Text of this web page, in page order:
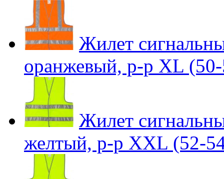
Жилет
оранжевый, р-р XL
Жилет
желтый, р-р XXL (52-